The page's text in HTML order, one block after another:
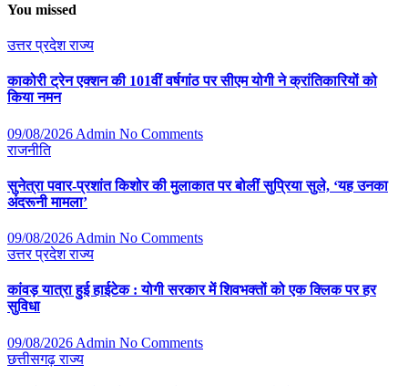
You missed
उत्तर प्रदेशराज्य
काकोरी ट्रेन एक्शन की 101वीं वर्षगांठ पर सीएम योगी ने क्रांतिकारियों को
किया नमन
09/08/2026 Admin No Comments
राजनीति
सुनेत्रा पवार-प्रशांत किशोर की मुलाकात पर बोलीं सुप्रिया सुले, ‘यह उनका
अंदरूनी मामला’
09/08/2026 Admin No Comments
उत्तर प्रदेशराज्य
कांवड़ यात्रा हुई हाईटेक : योगी सरकार में शिवभक्तों को एक क्लिक पर हर
सुविधा
09/08/2026 Admin No Comments
छत्तीसगढ़राज्य